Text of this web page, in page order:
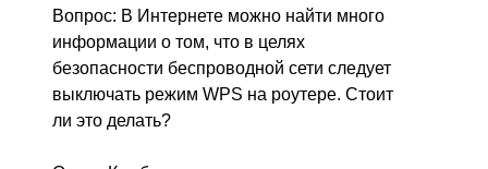
Вопрос: В Интернете можно найти много
информации о том, что в целях
безопасности беспроводной сети следует
выключать режим WPS на роутере. Стоит
ли это делать?